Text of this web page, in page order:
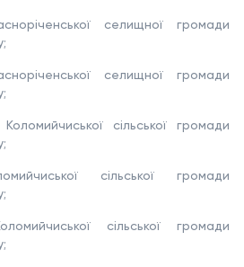
селищної громади
селищної громади
сільської громади
сільської громади
сільської громади